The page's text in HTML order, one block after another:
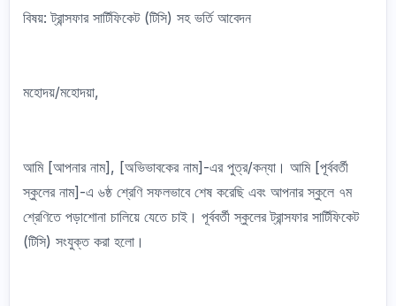
বিষয়: ট্রান্সফার সার্টিফিকেট (টিসি) সহ ভর্তি আবেদন
মহোদয়/মহোদয়া,
আমি [আপনার নাম], [অভিভাবকের নাম]-এর পুত্র/কন্যা। আমি [পূর্ববর্তী
স্কুলের নাম]-এ ৬ষ্ঠ শ্রেণি সফলভাবে শেষ করেছি এবং আপনার স্কুলে ৭ম
শ্রেণিতে পড়াশোনা চালিয়ে যেতে চাই। পূর্ববর্তী স্কুলের ট্রান্সফার সার্টিফিকেট
(টিসি) সংযুক্ত করা হলো।